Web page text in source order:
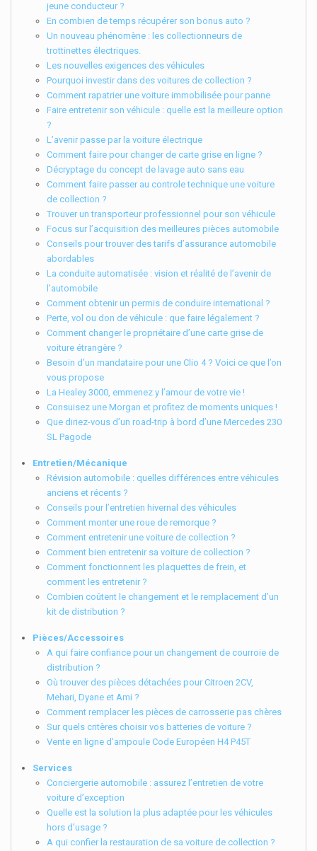
jeune conducteur ?
En combien de temps récupérer son bonus auto ?
Un nouveau phénomène : les collectionneurs de
trottinettes électriques.
Les nouvelles exigences des véhicules
Pourquoi investir dans des voitures de collection ?
Comment rapatrier une voiture immobilisée pour panne
Faire entretenir son véhicule : quelle est la meilleure option
?
L’avenir passe par la voiture électrique
Comment faire pour changer de carte grise en ligne ?
Décryptage du concept de lavage auto sans eau
Comment faire passer au controle technique une voiture
de collection ?
Trouver un transporteur professionnel pour son véhicule
Focus sur l’acquisition des meilleures pièces automobile
Conseils pour trouver des tarifs d’assurance automobile
abordables
La conduite automatisée : vision et réalité de l’avenir de
l’automobile
Comment obtenir un permis de conduire international ?
Perte, vol ou don de véhicule : que faire légalement ?
Comment changer le propriétaire d’une carte grise de
voiture étrangère ?
Besoin d’un mandataire pour une Clio 4 ? Voici ce que l’on
vous propose
La Healey 3000, emmenez y l’amour de votre vie !
Consuisez une Morgan et profitez de moments uniques !
Que diriez-vous d’un road-trip à bord d’une Mercedes 230
SL Pagode
Entretien/Mécanique
Révision automobile : quelles différences entre véhicules
anciens et récents ?
Conseils pour l’entretien hivernal des véhicules
Comment monter une roue de remorque ?
Comment entretenir une voiture de collection ?
Comment bien entretenir sa voiture de collection ?
Comment fonctionnent les plaquettes de frein, et
comment les entretenir ?
Combien coûtent le changement et le remplacement d’un
kit de distribution ?
Pièces/Accessoires
A qui faire confiance pour un changement de courroie de
distribution ?
Où trouver des pièces détachées pour Citroen 2CV,
Mehari, Dyane et Ami ?
Comment remplacer les pièces de carrosserie pas chères
Sur quels critères choisir vos batteries de voiture ?
Vente en ligne d’ampoule Code Européen H4 P45T
Services
Conciergerie automobile : assurez l’entretien de votre
voiture d’exception
Quelle est la solution la plus adaptée pour les véhicules
hors d’usage ?
A qui confier la restauration de sa voiture de collection ?